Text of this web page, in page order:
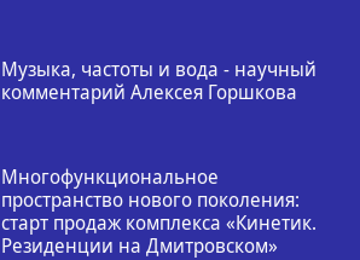
Музыка, частоты и вода - научный
комментарий Алексея Горшкова
Многофункциональное
пространство нового поколения:
старт продаж комплекса «Кинетик.
Резиденции на Дмитровском»